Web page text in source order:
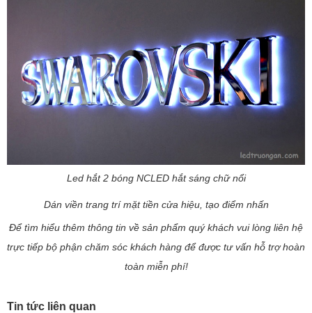
Led hắt 2 bóng NCLED hắt sáng chữ nổi
Dán viền trang trí mặt tiền cửa hiệu, tạo điểm nhấn
Để tìm hiểu thêm thông tin về sản phẩm quý khách vui lòng liên hệ
trực tiếp bộ phận chăm sóc khách hàng để được tư vấn hỗ trợ hoàn
toàn miễn phí!
Tin tức liên quan